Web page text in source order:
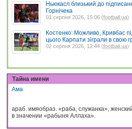
Ньюкасл близький до
Горнічека
01 серпня 2026, 15:06 (football.ua)
Костенко: Можливо, Кривбас
цього Карпати зіграли в свою
02 серпня 2026, 12:44 (football.ua)
Тайна имени
Ама
араб. имяобраз. «раба, служанка»,
в значении «рабыня Аллаха».